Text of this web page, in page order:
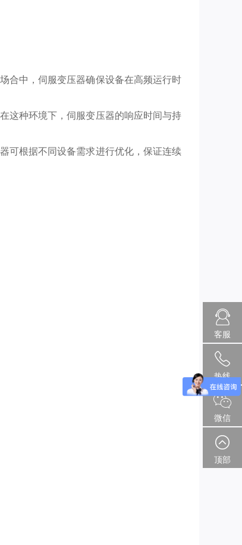
合中，伺服变压器确保设备在高频运行时
这种环境下，伺服变压器的响应时间与持
可根据不同设备需求进行优化，保证连续
客服
热线
微信
顶部